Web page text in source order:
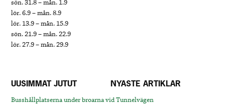
sön. 31.8 – mån. 1.9
lör. 6.9 – mån. 8.9
lör. 13.9 – mån. 15.9
sön. 21.9 – mån. 22.9
lör. 27.9 – mån. 29.9
UUSIMMAT JUTUT NYASTE ARTIKLAR
Busshållplatserna under broarna vid Tunnelvägen